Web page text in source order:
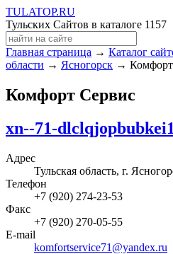
TULATOP.RU
Тульских Сайтов в каталоге 1157
Главная страница → Каталог
области → Ясногорск →
Комфорт Сервис
xn--71-
Адрес
Тульская область, г.
Телефон
+7 (920) 274-23-53
Факс
+7 (920) 270-05-55
E-mail
komfortservice71@yandex.ru